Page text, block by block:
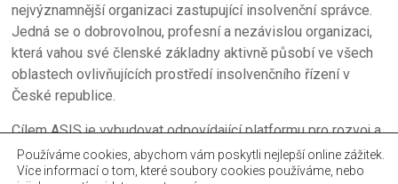
nejvýznamnější organizaci zastupující insolvenční správce.
Jedná se o dobrovolnou, profesní a nezávislou organizaci,
která vahou své členské základny aktivně působí ve všech
oblastech ovlivňujících prostředí insolvenčního řízení v
České republice.
Cílem ASIS je vybudovat odpovídající platformu pro rozvoj a
neustalé zkvalitňováni úpadkového řízení a činnosti
insolvenčních správců.
Používáme cookies, abychom vám poskytli nejlepší online zážitek.
Více informací o tom, které soubory cookies používáme, nebo